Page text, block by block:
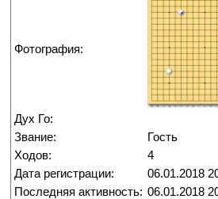
Фотография:
Дух Го:
Звание:
Гость
Ходов:
4
Дата регистрации:
06.01.2018
Последняя активность: 06.01.2018